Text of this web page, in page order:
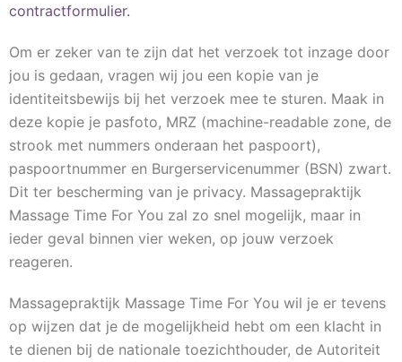
contractformulier.
Om er zeker van te zijn dat het verzoek tot inzage door
jou is gedaan, vragen wij jou een kopie van je
identiteitsbewijs bij het verzoek mee te sturen. Maak in
deze kopie je pasfoto, MRZ (machine-readable zone, de
strook met nummers onderaan het paspoort),
paspoortnummer en Burgerservicenummer (BSN) zwart.
Dit ter bescherming van je privacy. Massagepraktijk
Massage Time For You zal zo snel mogelijk, maar in
ieder geval binnen vier weken, op jouw verzoek
reageren.
Massagepraktijk Massage Time For You wil je er tevens
op wijzen dat je de mogelijkheid hebt om een klacht in
te dienen bij de nationale toezichthouder, de Autoriteit